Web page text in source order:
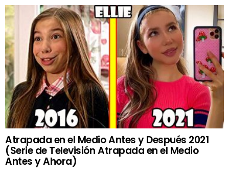
Atrapada en el Medio Antes y Después 2021
(Serie de Televisión Atrapada en el Medio
Antes y Ahora)